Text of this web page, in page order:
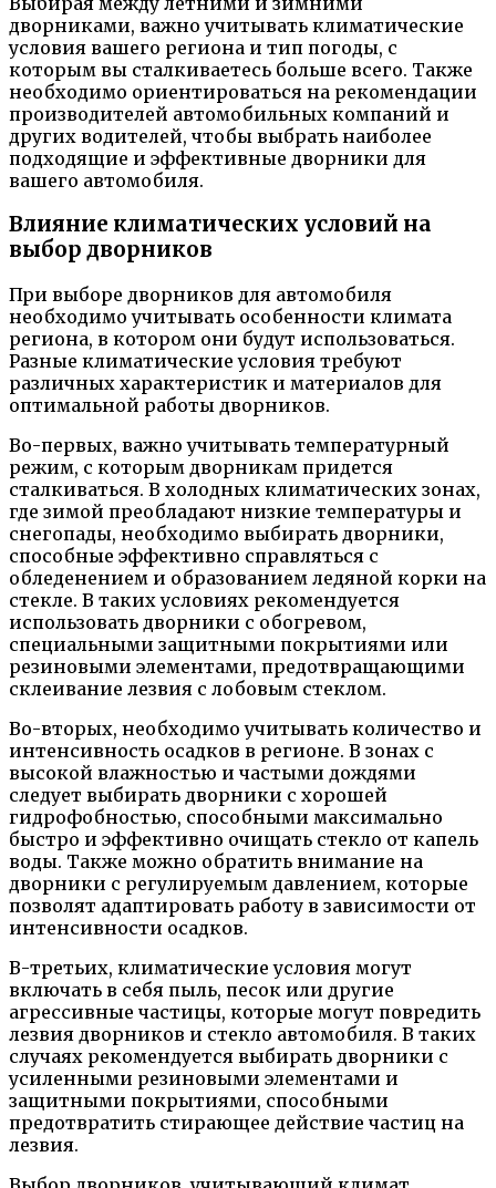
дворниками, важно учитывать климатические
условия вашего региона и тип погоды, с
которым вы сталкиваетесь больше всего. Также
необходимо ориентироваться на рекомендации
производителей автомобильных компаний и
других водителей, чтобы выбрать наиболее
подходящие и эффективные дворники для
вашего автомобиля.
Влияние климатических условий на
выбор дворников
При выборе дворников для автомобиля
необходимо учитывать особенности климата
региона, в котором они будут использоваться.
Разные климатические условия требуют
различных характеристик и материалов для
оптимальной работы дворников.
Во-первых, важно учитывать температурный
режим, с которым дворникам придется
сталкиваться. В холодных климатических зонах,
где зимой преобладают низкие температуры и
снегопады, необходимо выбирать дворники,
способные эффективно справляться с
обледенением и образованием ледяной корки на
стекле. В таких условиях рекомендуется
использовать дворники с обогревом,
специальными защитными покрытиями или
резиновыми элементами, предотвращающими
склеивание лезвия с лобовым стеклом.
Во-вторых, необходимо учитывать количество и
интенсивность осадков в регионе. В зонах с
высокой влажностью и частыми дождями
следует выбирать дворники с хорошей
гидрофобностью, способными максимально
быстро и эффективно очищать стекло от капель
воды. Также можно обратить внимание на
дворники с регулируемым давлением, которые
позволят адаптировать работу в зависимости от
интенсивности осадков.
В-третьих, климатические условия могут
включать в себя пыль, песок или другие
агрессивные частицы, которые могут повредить
лезвия дворников и стекло автомобиля. В таких
случаях рекомендуется выбирать дворники с
усиленными резиновыми элементами и
защитными покрытиями, способными
предотвратить стирающее действие частиц на
лезвия.